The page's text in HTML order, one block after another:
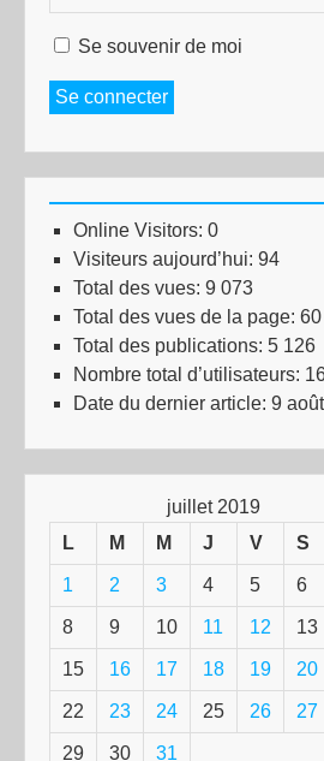
Se souvenir de moi
Se connecter
Online Visitors: 0
Visiteurs aujourd’hui: 94
Total des vues: 9 073
Total des vues de la page: 60
Total des publications: 5 126
Nombre total d’utilisateurs:
Date du dernier article: 9
juillet 2019
L
M M J V S
1 2 3 4 5 6
8 9 10 11 12 13
15 16 17 18 19 20
22 23 24 25 26 27
29 30 31